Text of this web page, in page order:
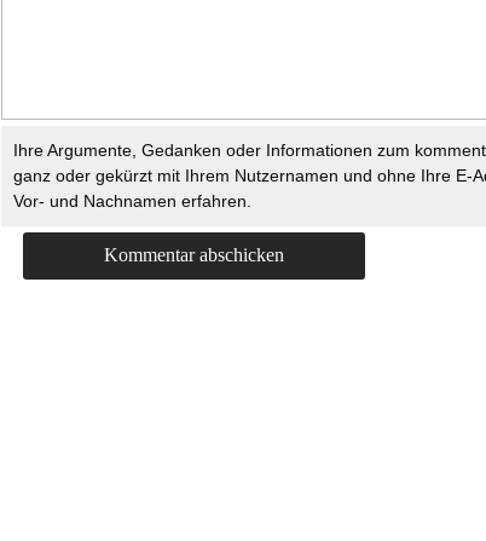
Ihre Argumente, Gedanken oder Informationen zum
ganz oder gekürzt mit Ihrem Nutzernamen und ohne Ihre E-
Vor- und Nachnamen erfahren.